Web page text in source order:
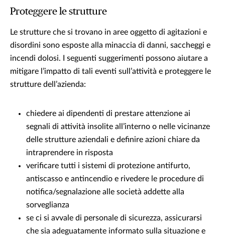
Proteggere le strutture
Le strutture che si trovano in aree oggetto di agitazioni e
disordini sono esposte alla minaccia di danni, saccheggi e
incendi dolosi. I seguenti suggerimenti possono aiutare a
mitigare l’impatto di tali eventi sull’attività e proteggere le
strutture dell’azienda:
chiedere ai dipendenti di prestare attenzione ai
segnali di attività insolite all’interno o nelle vicinanze
delle strutture aziendali e definire azioni chiare da
intraprendere in risposta
verificare tutti i sistemi di protezione antifurto,
antiscasso e antincendio e rivedere le procedure di
notifica/segnalazione alle società addette alla
sorveglianza
se ci si avvale di personale di sicurezza, assicurarsi
che sia adeguatamente informato sulla situazione e